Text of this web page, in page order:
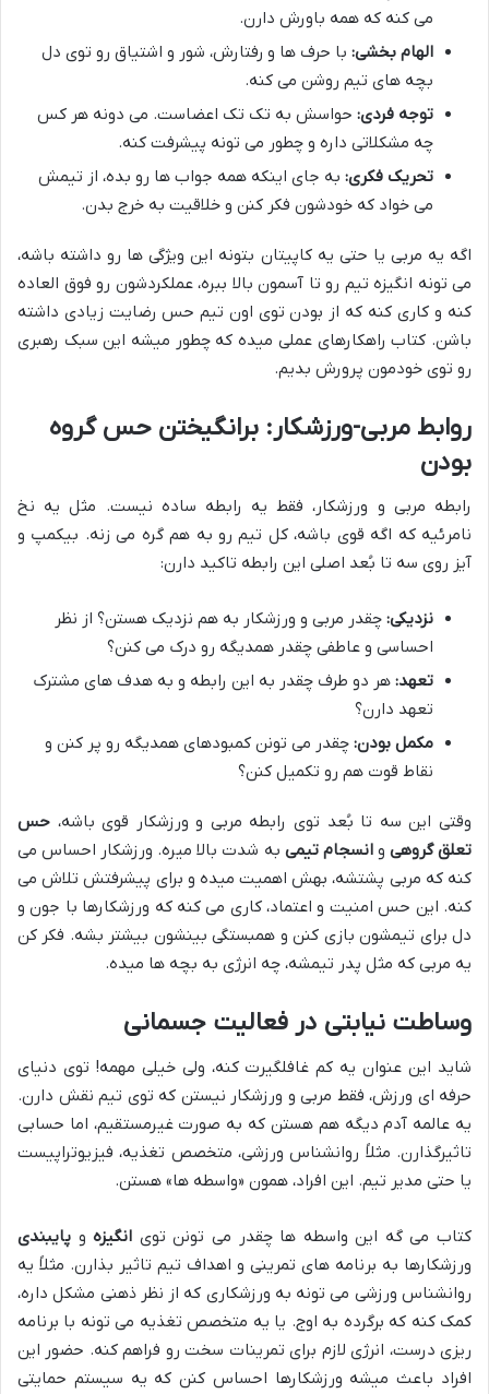
می کنه که همه باورش دارن.
الهام بخشی: با حرف ها و رفتارش، شور و اشتیاق رو توی دل
بچه های تیم روشن می کنه.
توجه فردی: حواسش به تک تک اعضاست. می دونه هر کس
چه مشکلاتی داره و چطور می تونه پیشرفت کنه.
تحریک فکری: به جای اینکه همه جواب ها رو بده، از تیمش
می خواد که خودشون فکر کنن و خلاقیت به خرج بدن.
اگه یه مربی یا حتی یه کاپیتان بتونه این ویژگی ها رو داشته باشه،
می تونه انگیزه تیم رو تا آسمون بالا ببره، عملکردشون رو فوق العاده
کنه و کاری کنه که از بودن توی اون تیم حس رضایت زیادی داشته
باشن. کتاب راهکارهای عملی میده که چطور میشه این سبک رهبری
رو توی خودمون پرورش بدیم.
روابط مربی-ورزشکار: برانگیختن حس گروه
بودن
رابطه مربی و ورزشکار، فقط یه رابطه ساده نیست. مثل یه نخ
نامرئیه که اگه قوی باشه، کل تیم رو به هم گره می زنه. بیکمپ و
آیز روی سه تا بُعد اصلی این رابطه تاکید دارن:
نزدیکی: چقدر مربی و ورزشکار به هم نزدیک هستن؟ از نظر
احساسی و عاطفی چقدر همدیگه رو درک می کنن؟
تعهد: هر دو طرف چقدر به این رابطه و به هدف های مشترک
تعهد دارن؟
مکمل بودن: چقدر می تونن کمبودهای همدیگه رو پر کنن و
نقاط قوت هم رو تکمیل کنن؟
وقتی این سه تا بُعد توی رابطه مربی و ورزشکار قوی باشه، حس
تعلق گروهی وانسجام تیمی به شدت بالا میره. ورزشکار احساس می
کنه که مربی پشتشه، بهش اهمیت میده و برای پیشرفتش تلاش می
کنه. این حس امنیت و اعتماد، کاری می کنه که ورزشکارها با جون و
دل برای تیمشون بازی کنن و همبستگی بینشون بیشتر بشه. فکر کن
یه مربی که مثل پدر تیمشه، چه انرژی به بچه ها میده.
وساطت نیابتی در فعالیت جسمانی
شاید این عنوان یه کم غافلگیرت کنه، ولی خیلی مهمه! توی دنیای
حرفه ای ورزش، فقط مربی و ورزشکار نیستن که توی تیم نقش دارن.
یه عالمه آدم دیگه هم هستن که به صورت غیرمستقیم، اما حسابی
تاثیرگذارن. مثلاً روانشناس ورزشی، متخصص تغذیه، فیزیوتراپیست
یا حتی مدیر تیم. این افراد، همون «واسطه ها» هستن.
کتاب می گه این واسطه ها چقدر می تونن توی انگیزهو پایبندی
ورزشکارها به برنامه های تمرینی و اهداف تیم تاثیر بذارن. مثلاً یه
روانشناس ورزشی می تونه به ورزشکاری که از نظر ذهنی مشکل داره،
کمک کنه که برگرده به اوج. یا یه متخصص تغذیه می تونه با برنامه
ریزی درست، انرژی لازم برای تمرینات سخت رو فراهم کنه. حضور این
افراد باعث میشه ورزشکارها احساس کنن که یه سیستم حمایتی